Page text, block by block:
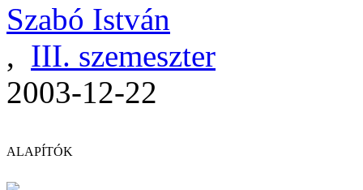
Szabó István
, III. szemeszter
2003-12-22
ALAPÍTÓK